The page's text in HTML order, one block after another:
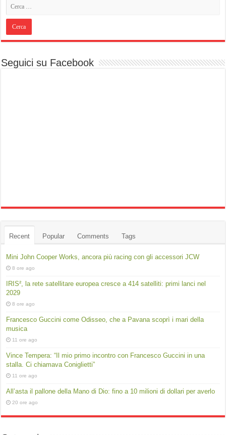
Seguici su Facebook
Recent Popular Comments Tags
Mini John Cooper Works, ancora più racing con gli accessori JCW
8 ore ago
IRIS², la rete satellitare europea cresce a 414 satelliti: primi lanci nel
2029
8 ore ago
Francesco Guccini come Odisseo, che a Pavana scoprì i mari della
musica
11 ore ago
Vince Tempera: “Il mio primo incontro con Francesco Guccini in una
stalla. Ci chiamava Coniglietti”
11 ore ago
All’asta il pallone della Mano di Dio: fino a 10 milioni di dollari per averlo
20 ore ago